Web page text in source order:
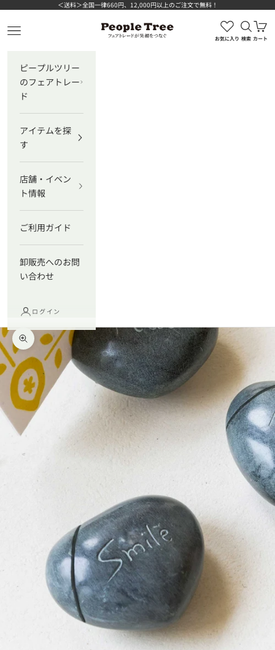
コンテンツへスキップ＜送料＞全国一律660円、12,000円以上のご注文で無料！
ピープルツリー公式オンラインショップ
メニューを開く
お気に入り
検索を
検索
カ
カート
ピープルツリー
のフェアトレー
ド
アイテムを探
す
店舗・イベン
ト情報
ご利用ガイド
卸販売へのお問
い合わせ
ログイン
ズームイン